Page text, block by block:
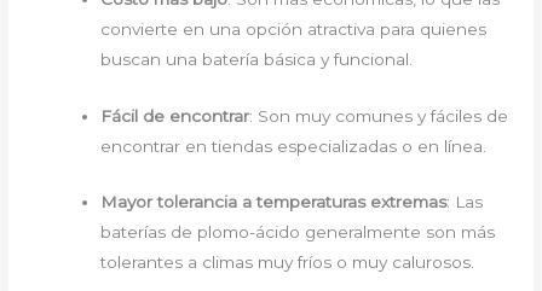
convierte en una opción atractiva para quienes
buscan una batería básica y funcional.
Fácil de encontrar: Son muy comunes y fáciles de
encontrar en tiendas especializadas o en línea.
Mayor tolerancia a temperaturas extremas: Las
baterías de plomo-ácido generalmente son más
tolerantes a climas muy fríos o muy calurosos.